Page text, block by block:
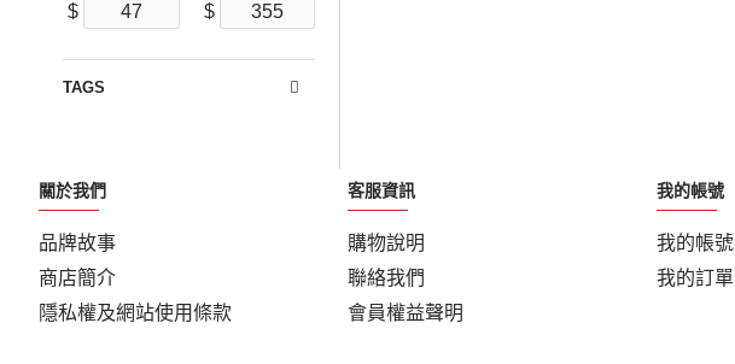
$ $
TAGS
關於我們
品牌故事
商店簡介
隱私權及網站使用條款
客服資訊
購物說明
聯絡我們
會員權益聲明
我的帳號
我的帳號
我的訂單